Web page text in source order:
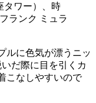
タワー）、時
ランク ミュラ
ルに色気が漂うニッ
だ際に目を引くカ
こなしやすいので